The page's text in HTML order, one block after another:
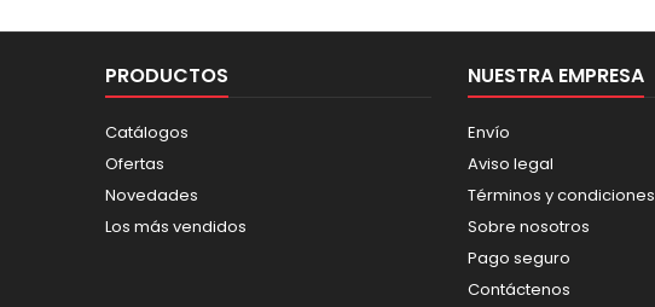
PRODUCTOS
Catálogos
Ofertas
Novedades
Los más vendidos
NUESTRA EMPRESA
Envío
Aviso legal
Términos y condiciones
Sobre nosotros
Pago seguro
Contáctenos